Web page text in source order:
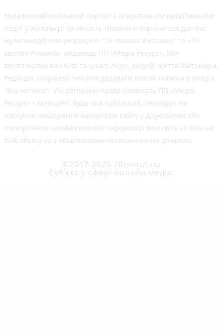
Незалежний новинний портал з оперативним висвітленням
подій у Житомирі та області. Новини створюються для Вас
мультимедійною редакцією "20 хвилин Житомир" та «20
хвилин Романів» видавець ПП «Медіа Ресурс». Ми
висвітлюємо важливі та цікаві події, людей, життя Житомира.
Редакція запрошує читачів додавати власні новини в розділ
"Від читачів". Усі авторські права належать ПП «Медіа
Ресурс» і захищені. Будь-яка публiкацiя, передрук чи
наступне поширення матеріалів сайту у друкованих або
електронних засобах масової інформації можлива не більше
50% обсягу та з обов'язковим посиланням на джерело.
©2017-2025 20minut.ua
Cуб'єкт у сфері онлайн-медіа;